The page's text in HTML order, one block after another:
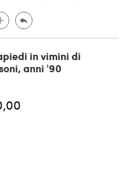
in vimini di
anni '90